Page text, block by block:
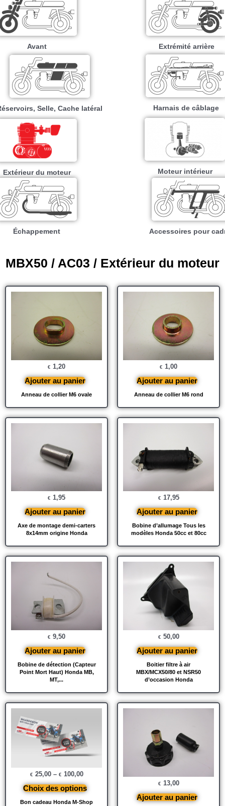
Avant Extrémité arrière
Selle, Cache latéral Harnais de câblage
Extérieur du moteur Moteur intérieur​
Échappement Accessoires pour
MBX50 / AC03 / Extérieur du moteur
Anneau de collier M6 ovale
€ 1,20
Ajouter au panier
Anneau de collier M6 rond
€ 1,00
Ajouter au panier
Axe de montage demi-carters
8x14mm origine Honda
€ 1,95
Ajouter au panier
Bobine d’allumage Tous les
modèles Honda 50cc et 80cc
€ 17,95
Ajouter au panier
Bobine de détection (Capteur
Point Mort Haut) Honda MB,
MT,...
€ 9,50
Ajouter au panier
Boitier filtre à air
MBX/MCX50/80 et NSR50
d’occasion Honda
€ 50,00
Ajouter au panier
Bon cadeau Honda M-Shop
€ 25,00– € 100,00
Choix des options
€ 13,00
Ajouter au panier